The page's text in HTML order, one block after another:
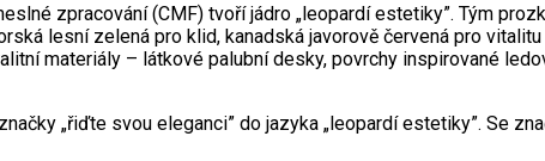
zpracování (CMF) tvoří jádro „leopardí estetiky”. Tým
lesní zelená pro klid, kanadská javorově červená pro
materiály – látkové palubní desky, povrchy inspirované
„řiďte svou eleganci” do jazyka „leopardí estetiky”. Se